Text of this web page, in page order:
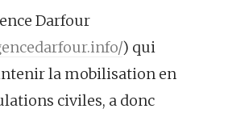
Darfour
) qui
la mobilisation en
civiles, a donc